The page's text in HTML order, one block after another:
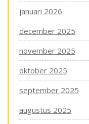
januari 2026
december 2025
november 2025
oktober 2025
september 2025
augustus 2025